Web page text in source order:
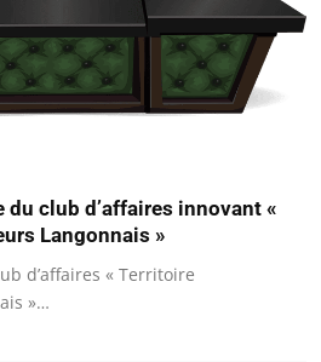
du club d’affaires innovant «
Langonnais »
d’affaires « Territoire
»…